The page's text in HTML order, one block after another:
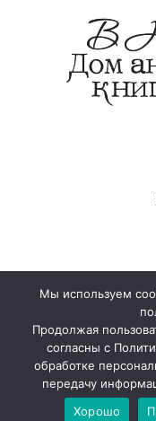
125009, г.
Мы используем
Продолжая
согласны с
обработке
передачу
Хорошо